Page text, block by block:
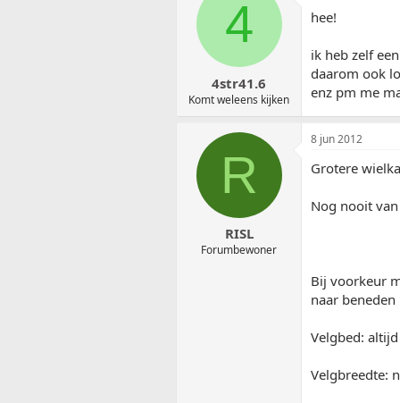
4
4str41.6
Komt weleens kijken
hee!
ik heb zelf
daarom ook
enz pm me
R
RISL
Forumbewoner
8 jun 2012
Grotere
Nog nooit
Bij voorkeur
naar
Velgbed:
Velgbreedte: